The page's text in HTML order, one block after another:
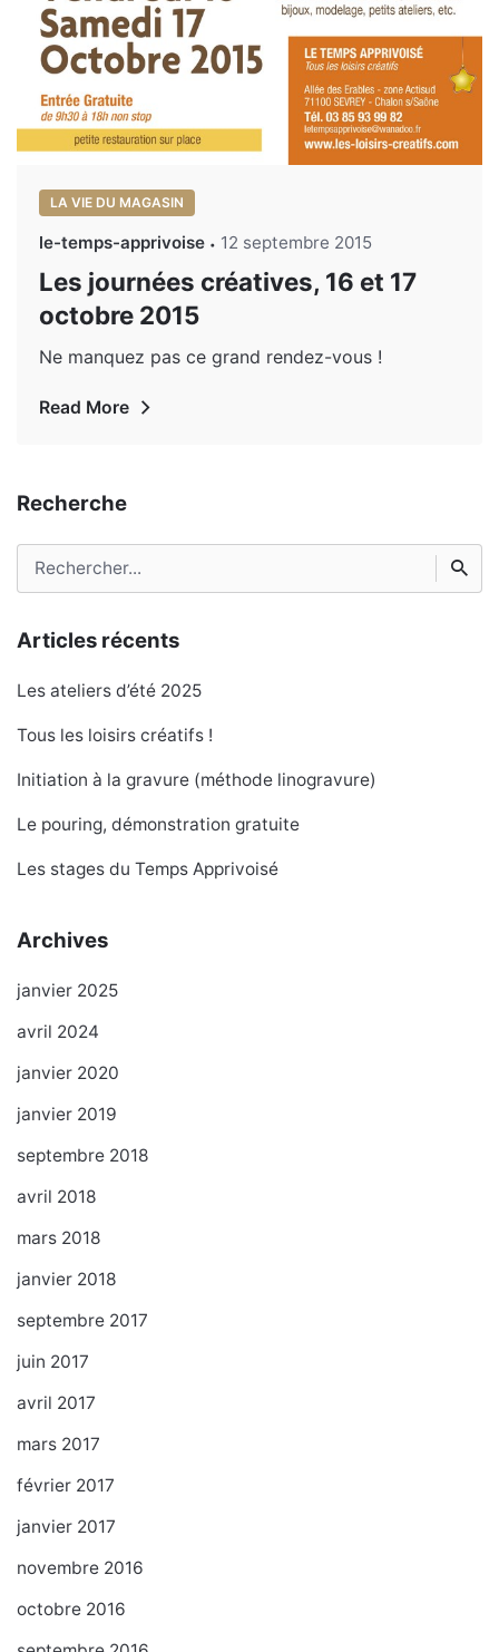
LA VIE DU MAGASIN
le-temps-apprivoise 12 septembre 2015
Les journées créatives, 16 et 17
octobre 2015
Ne manquez pas ce grand rendez-vous !
Read More
Recherche
Rechercher
Articles récents
Les ateliers d’été 2025
Tous les loisirs créatifs !
Initiation à la gravure (méthode linogravure)
Le pouring, démonstration gratuite
Les stages du Temps Apprivoisé
Archives
janvier 2025
avril 2024
janvier 2020
janvier 2019
septembre 2018
avril 2018
mars 2018
janvier 2018
septembre 2017
juin 2017
avril 2017
mars 2017
février 2017
janvier 2017
novembre 2016
octobre 2016